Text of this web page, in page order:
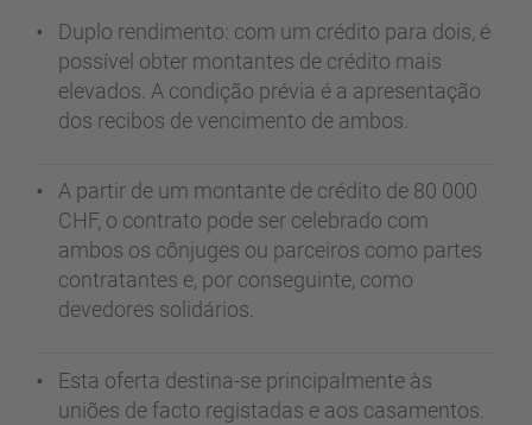
Duplo rendimento: com um crédito para dois, é
possível obter montantes de crédito mais
elevados. A condição prévia é a apresentação
dos recibos de vencimento de ambos.
A partir de um montante de crédito de 80 000
CHF, o contrato pode ser celebrado com
ambos os cônjuges ou parceiros como partes
contratantes e, por conseguinte, como
devedores solidários.
Esta oferta destina-se principalmente às
uniões de facto registadas e aos casamentos.